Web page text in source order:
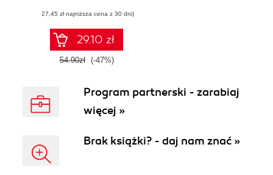
(27,45 zł najniższa cena z 30 dni)
29.10 zł
54.90zł (-47%)
Program partnerski - zarabiaj
więcej »
Brak książki? - daj nam znać »